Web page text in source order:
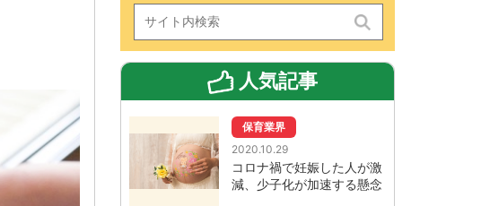
人気記事
保育業界
2020.10.29
コロナ禍で妊娠した人が激
減、少子化が加速する懸念